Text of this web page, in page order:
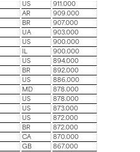
US
911.000
AR
909.000
BR
907.000
UA
903.000
US
900.000
IL
900.000
US
894.000
BR
892.000
US
886.000
MD
878.000
US
878.000
US
873.000
US
872.000
BR
872.000
CA
870.000
GB
867.000